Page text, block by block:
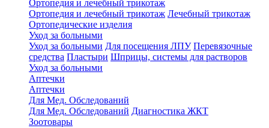
Ортопедия и лечебный трикотаж
Ортопедия и лечебный трикотаж Лечебный трикотаж
Ортопедические изделия
Уход за больными
Уход за больными Для посещения ЛПУ Перевязочные
средства Пластыри Шприцы, системы для растворов
Уход за больными
Аптечки
Аптечки
Для Мед. Обследований
Для Мед. Обследований Диагностика ЖКТ
Зоотовары